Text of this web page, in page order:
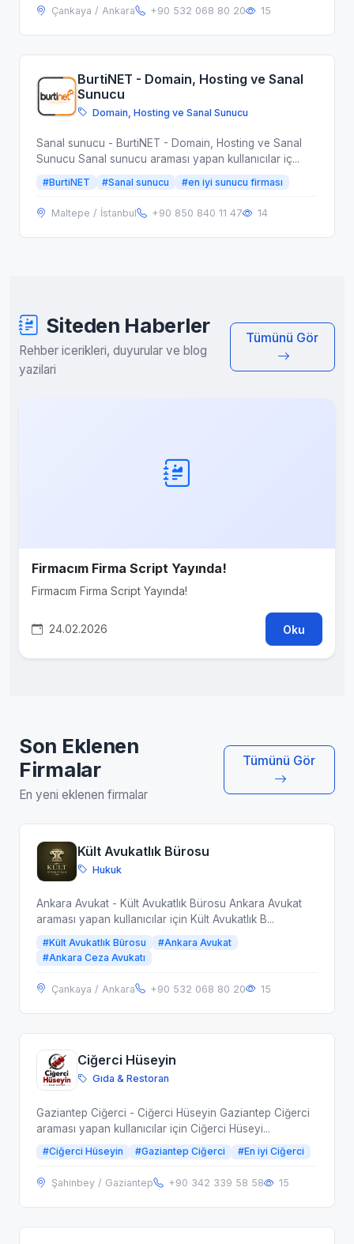
Çankaya / Ankara +90 532 068 80 20 15
BurtiNET - Domain, Hosting ve Sanal
Sunucu
Domain, Hosting ve Sanal Sunucu
Sanal sunucu - BurtiNET - Domain, Hosting ve Sanal
Sunucu Sanal sunucu araması yapan kullanıcılar iç...
#BurtiNET #Sanal sunucu #en iyi sunucu firması
Maltepe / İstanbul +90 850 840 11 47 14
Siteden Haberler
Rehber icerikleri, duyurular ve blog
yazilari
Tümünü Gör
Firmacım Firma Script Yayında!
Firmacım Firma Script Yayında!
24.02.2026 Oku
Son Eklenen
Firmalar
En yeni eklenen firmalar
Tümünü Gör
Kült Avukatlık Bürosu
Hukuk
Ankara Avukat - Kült Avukatlık Bürosu Ankara Avukat
araması yapan kullanıcılar için Kült Avukatlık B...
#Kült Avukatlık Bürosu
#Ankara Avukat
#Ankara Ceza Avukatı
Çankaya / Ankara +90 532 068 80 20 15
Ciğerci Hüseyin
Gıda & Restoran
Gaziantep Ciğerci - Ciğerci Hüseyin Gaziantep Ciğerci
araması yapan kullanıcılar için Ciğerci Hüseyi...
#Ciğerci Hüseyin #Gaziantep Ciğerci #En iyi Ciğerci
Şahinbey / Gaziantep +90 342 339 58 58 15